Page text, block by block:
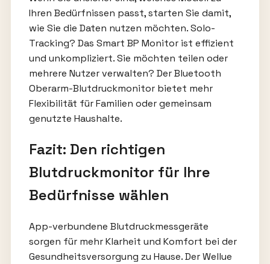
Ihren Bedürfnissen passt, starten Sie damit,
wie Sie die Daten nutzen möchten. Solo-
Tracking? Das Smart BP Monitor ist effizient
und unkompliziert. Sie möchten teilen oder
mehrere Nutzer verwalten? Der Bluetooth
Oberarm-Blutdruckmonitor bietet mehr
Flexibilität für Familien oder gemeinsam
genutzte Haushalte.
Fazit: Den richtigen
Blutdruckmonitor für Ihre
Bedürfnisse wählen
App-verbundene Blutdruckmessgeräte
sorgen für mehr Klarheit und Komfort bei der
Gesundheitsversorgung zu Hause. Der Wellue